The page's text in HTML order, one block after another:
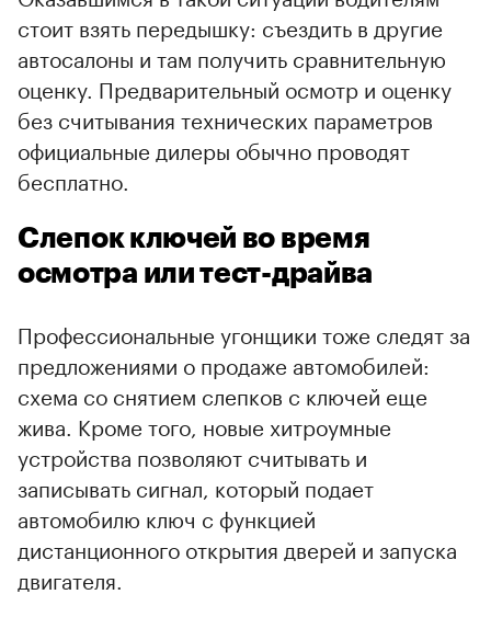
стоит взять передышку: съездить в другие
автосалоны и там получить сравнительную
оценку. Предварительный осмотр и оценку
без считывания технических параметров
официальные дилеры обычно проводят
бесплатно.
Слепок ключей во время
осмотра или тест-драйва
Профессиональные угонщики тоже следят за
предложениями о продаже автомобилей:
схема со снятием слепков с ключей еще
жива. Кроме того, новые хитроумные
устройства позволяют считывать и
записывать сигнал, который подает
автомобилю ключ с функцией
дистанционного открытия дверей и запуска
двигателя.